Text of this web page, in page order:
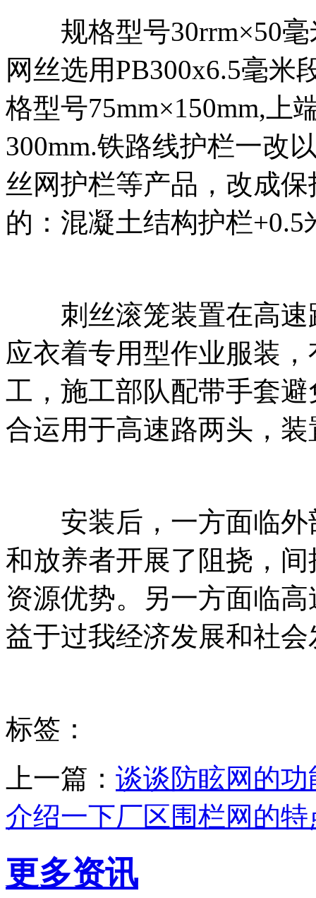
规格型号30rrm×50毫
网丝选用PB300x6.5毫
格型号75mm×150mm,上
300mm.铁路线护栏一改
丝网护栏等产品，改成
的：混凝土结构护栏
刺丝滚笼装置在高速
应衣着专用型作业服装
工，施工部队配带手套
合运用于高速路两头，
安装后，一方面临外
和放养者开展了阻挠，
资源优势。另一方面临
益于过我经济发展和社
标签：
上一篇： 谈谈防眩网的
介绍一下厂区围栏网的特
更多资讯